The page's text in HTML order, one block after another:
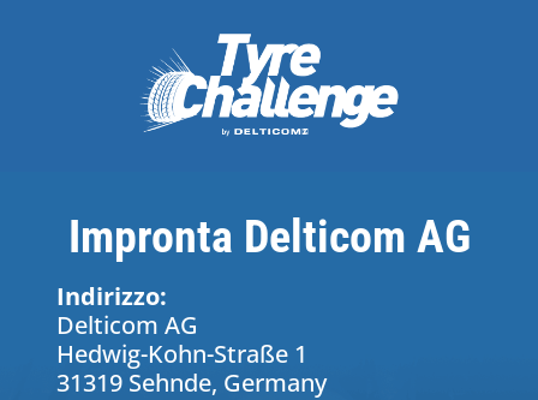
Impronta Delticom AG
Indirizzo:
Delticom AG
Hedwig-Kohn-Straße 1
31319 Sehnde, Germany